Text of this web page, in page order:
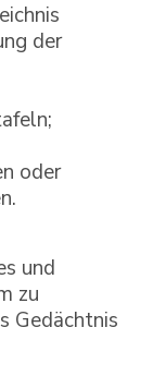
der
oder
und
zu
Gedächtnis